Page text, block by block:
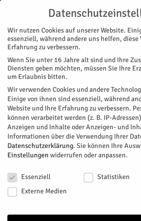
Start Stadtteile Barmen Blitze im Kreis Düren
STADTTEILE BARMEN
Blitze im Kreis Düren
Der Kreis Düren gibt die
Kalenderwoche bekannt.
Von Kreis Düren März 19, 2023
Facebook Twitter
Wir nutzen Cookies auf unserer Website.
essenziell, während andere uns helfen, diese
Erfahrung zu verbessern.
Wenn Sie unter 16 Jahre alt sind und Ihre
Diensten geben möchten, müssen Sie Ihre
um Erlaubnis bitten.
Wir verwenden Cookies und andere
Einige von ihnen sind essenziell, während
Website und Ihre Erfahrung zu verbessern.
können verarbeitet werden (z. B. IP-
Anzeigen und Inhalte oder Anzeigen- und
Informationen über die Verwendung Ihrer
Datenschutzerklärung. Sie können Ihre
Einstellungen widerrufen oder anpassen.
Essenziell
Statistiken
Externe Medien